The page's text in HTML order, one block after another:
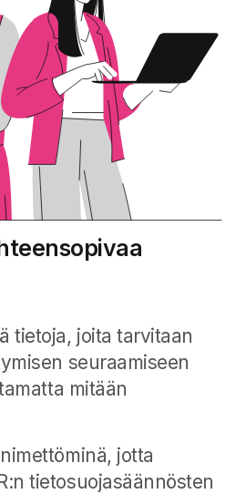
tietoja, joita tarvitaan
seuraamiseen
mitään
jotta
tietosuojasäännösten